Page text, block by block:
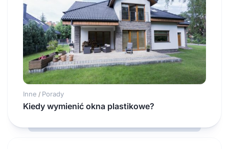
Inne / Porady
Kiedy wymienić okna plastikowe?